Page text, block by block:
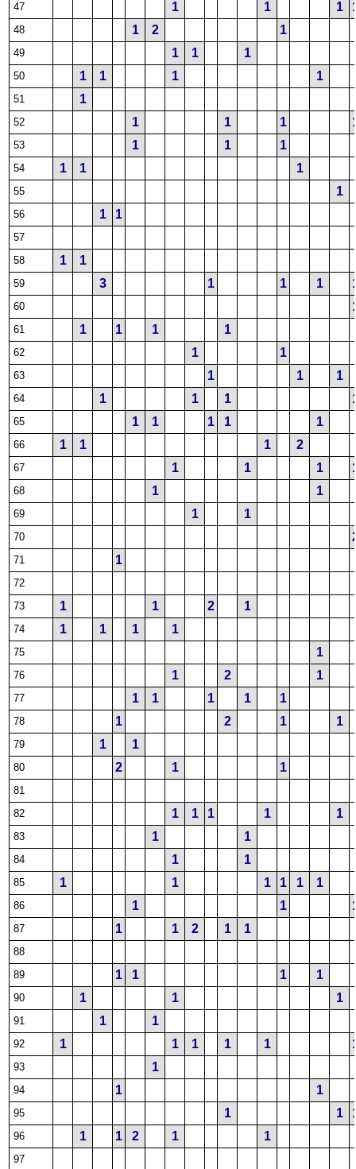
47 1 1 1
48 1 2 1
49 1 1 1
50 1 1 1 1
51 1
52 1 1 1
53 1 1 1
54 1 1 1
55 1
56 1 1
57
58
1 1
59 3 1 1 1
60
61 1 1 1 1
62 1 1
63 1 1 1
64 1 1 1
65 1 1 1 1 1
66 1 1 1 2
67 1 1 1
68 1 1
69 1 1
70
71 1
72
73
1 1 2 1
74 1 1 1 1
75 1
76 1 2 1
77 1 1 1 1 1
78 1 2 1 1
79 1 1
80 2 1 1
81
82
1 1 1 1 1
83 1 1
84 1 1
85 1 1 1 1 1 1
86 1 1
87 1 1 2 1 1
88
89
1 1 1 1
90 1 1 1
91 1 1
92 1 1 1 1 1
93 1
94 1 1
95 1 1
96 1 1 2 1 1
97